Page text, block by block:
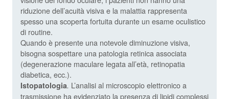
riduzione dell’acuità visiva e la malattia rappresenta
spesso una scoperta fortuita durante un esame oculistico
di routine.
Quando è presente una notevole diminuzione visiva,
bisogna sospettare una patologia retinica associata
(degenerazione maculare legata all’età, retinopatia
diabetica, ecc.).
Istopatologia. L’analisi al microscopio elettronico a
trasmissione ha evidenziato la presenza di lipidi complessi